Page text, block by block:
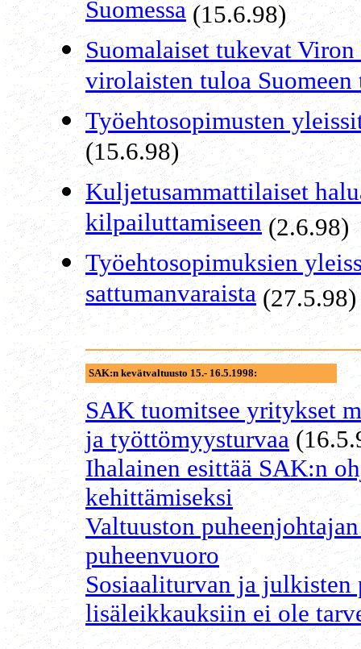
Suomessa(15.6.98)
Suomalaiset tukevat
virolaisten tuloa
Työehtosopimusten
(15.6.98)
Kuljetusammattilaiset
kilpailuttamiseen(2.6.98)
Työehtosopimuksien
sattumanvaraista(27.5.98)
SAK:n kevätvaltuusto 15.- 16.5.1998:
SAK tuomitsee yritykset
ja työttömyysturvaa
Ihalainen esittää SAK:n
kehittämiseksi
Valtuuston
puheenvuoro
Sosiaaliturvan ja julkisten
lisäleikkauksiin ei ole